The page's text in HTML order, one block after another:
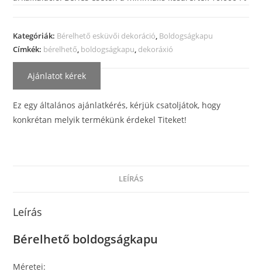
Kategóriák: Bérelhető esküvői dekoráció, Boldogságkapu
Címkék: bérelhető, boldogságkapu, dekoráxió
Ajánlatot kérek
Ez egy általános ajánlatkérés, kérjük csatoljátok, hogy
konkrétan melyik termékünk érdekel Titeket!
LEÍRÁS
Leírás
Bérelhető boldogságkapu
Méretei: